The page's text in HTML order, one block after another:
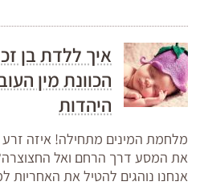
איך ללדת בן
הכוונת מין
היהדות
מלחמת המינים מתחילה! איזה זרע
את המסע דרך הרחם ואל
אנחנו נוהגים להטיל את האחריות